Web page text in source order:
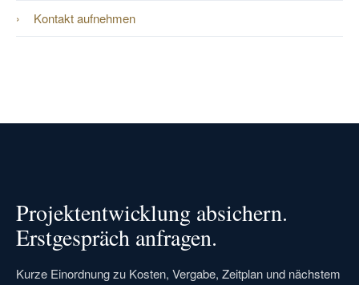
Kontakt aufnehmen
Projektentwicklung absichern.
Erstgespräch anfragen.
Kurze Einordnung zu Kosten, Vergabe, Zeitplan und nächstem